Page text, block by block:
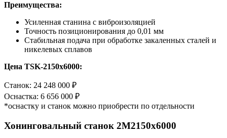
Преимущества:
Усиленная станина с виброизоляцией
Точность позиционирования до 0,01 мм
Стабильная подача при обработке закаленных сталей и
никелевых сплавов
Цена TSK-2150x6000:
Станок: 24 248 000 ₽
Оснастка: 6 656 000 ₽
*оснастку и станок можно приобрести по отдельности
Хонинговальный станок 2M2150x6000